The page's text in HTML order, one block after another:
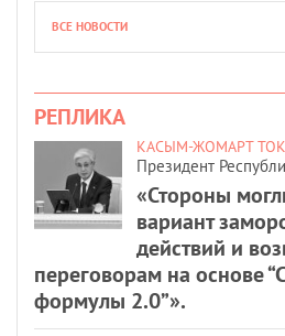
ВСЕ НОВОСТИ
РЕПЛИКА
КАСЫМ-ЖОМАРТ
Президент
«Стороны
вариант
действий и
переговорам на основе
формулы 2.0”».